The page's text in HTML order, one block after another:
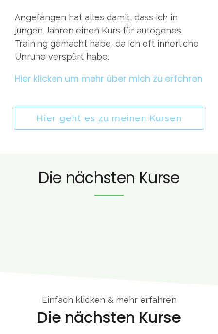
Angefangen hat alles damit, dass ich in
jungen Jahren einen Kurs für autogenes
Training gemacht habe, da ich oft innerliche
Unruhe verspürt habe.
Hier klicken um mehr über mich zu erfahren
Hier geht es zu meinen Kursen
Die nächsten Kurse
Einfach klicken & mehr erfahren
Die nächsten Kurse